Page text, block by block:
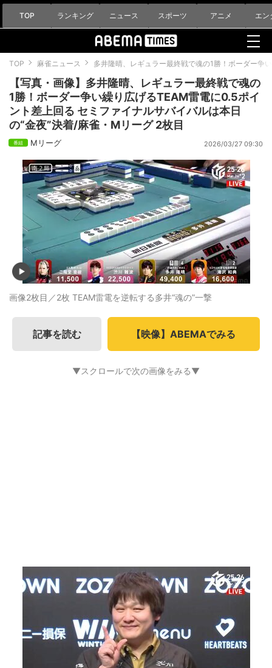
TOP ランキング ニュース スポーツ アニメ エン
TOP 麻雀ニュース 多井隆晴、レギュラー最終戦で魂の1勝！ボーダー争
【写真・画像】多井隆晴、レギュラー最終戦で魂の
1勝！ボーダー争い繰り広げるTEAM雷電に0.5ポイ
ント差上回る セミファイナルサバイバルは本日
の“金夜”決着/麻雀・Mリーグ 2枚目
Mリーグ 2026/03/27 09:30
画像2枚目／2枚 TEAM雷電を逆転する多井“魂の”一撃
記事を読む 【映像】ABEMAでみる
▼スクロールで次の画像をみる▼